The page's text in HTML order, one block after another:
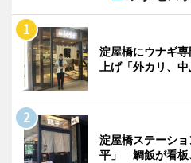
淀屋橋にウナギ
上げ「外カリ、
淀屋橋ステーシ
平」 鯛飯が看板